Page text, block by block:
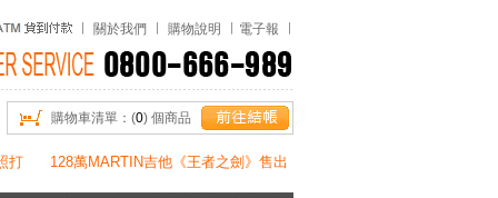
關於我們 購物說明 電子報
購物車清單：(0) 個商品
打 128萬MARTIN吉他《王者之劍》售出